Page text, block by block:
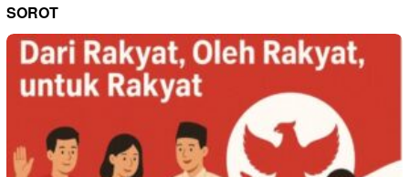
SOROT